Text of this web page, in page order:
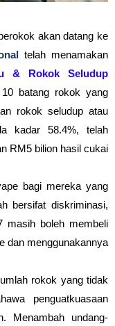
akan datang ke
telah menamakan
& Rokok Seludup
batang rokok yang
rokok seludup atau
kadar 58.4%, telah
RM5 bilion hasil cukai.
bagi mereka yang
bersifat diskriminasi,
masih boleh membeli
dan menggunakannya.
rokok yang tidak
penguatkuasaan
Menambah undang-